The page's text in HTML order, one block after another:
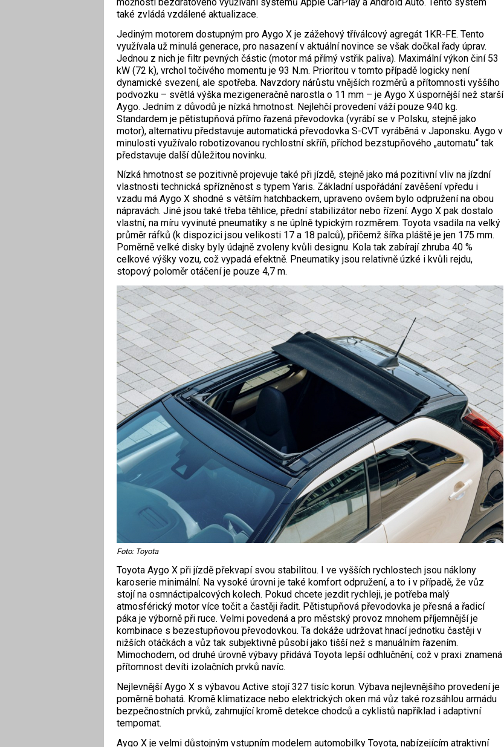
také zvládá vzdálené aktualizace.
Jediným motorem dostupným pro Aygo X je zážehový tříválcový agregát 1KR-FE. Tento
využívala už minulá generace, pro nasazení v aktuální novince se však dočkal řady úprav.
Jednou z nich je filtr pevných částic (motor má přímý vstřik paliva). Maximální výkon činí 53
kW (72 k), vrchol točivého momentu je 93 N.m. Prioritou v tomto případě logicky není
dynamické svezení, ale spotřeba. Navzdory nárůstu vnějších rozměrů a přítomnosti vyššího
podvozku – světlá výška mezigeneračně narostla o 11 mm – je Aygo X úspornější než starší
Aygo. Jedním z důvodů je nízká hmotnost. Nejlehčí provedení váží pouze 940 kg.
Standardem je pětistupňová přímo řazená převodovka (vyrábí se v Polsku, stejně jako
motor), alternativu představuje automatická převodovka S-CVT vyráběná v Japonsku. Aygo v
minulosti využívalo robotizovanou rychlostní skříň, příchod bezstupňového „automatu“ tak
představuje další důležitou novinku.
Nízká hmotnost se pozitivně projevuje také při jízdě, stejně jako má pozitivní vliv na jízdní
vlastnosti technická spřízněnost s typem Yaris. Základní uspořádání zavěšení vpředu i
vzadu má Aygo X shodné s větším hatchbackem, upraveno ovšem bylo odpružení na obou
nápravách. Jiné jsou také třeba těhlice, přední stabilizátor nebo řízení. Aygo X pak dostalo
vlastní, na míru vyvinuté pneumatiky s ne úplně typickým rozměrem. Toyota vsadila na velký
průměr ráfků (k dispozici jsou velikosti 17 a 18 palců), přičemž šířka pláště je jen 175 mm.
Poměrně velké disky byly údajně zvoleny kvůli designu. Kola tak zabírají zhruba 40 %
celkové výšky vozu, což vypadá efektně. Pneumatiky jsou relativně úzké i kvůli rejdu,
stopový poloměr otáčení je pouze 4,7 m.
Foto: Toyota
Toyota Aygo X při jízdě překvapí svou stabilitou. I ve vyšších rychlostech jsou náklony
karoserie minimální. Na vysoké úrovni je také komfort odpružení, a to i v případě, že vůz
stojí na osmnáctipalcových kolech. Pokud chcete jezdit rychleji, je potřeba malý
atmosférický motor více točit a častěji řadit. Pětistupňová převodovka je přesná a řadicí
páka je výborně při ruce. Velmi povedená a pro městský provoz mnohem příjemnější je
kombinace s bezestupňovou převodovkou. Ta dokáže udržovat hnací jednotku častěji v
nižších otáčkách a vůz tak subjektivně působí jako tišší než s manuálním řazením.
Mimochodem, od druhé úrovně výbavy přidává Toyota lepší odhlučnění, což v praxi znamená
přítomnost devíti izolačních prvků navíc.
Nejlevnější Aygo X s výbavou Active stojí 327 tisíc korun. Výbava nejlevnějšího provedení je
poměrně bohatá. Kromě klimatizace nebo elektrických oken má vůz také rozsáhlou armádu
bezpečnostních prvků, zahrnující kromě detekce chodců a cyklistů například i adaptivní
tempomat.
Aygo X je velmi důstojným vstupním modelem automobilky Toyota, nabízejícím atraktivní